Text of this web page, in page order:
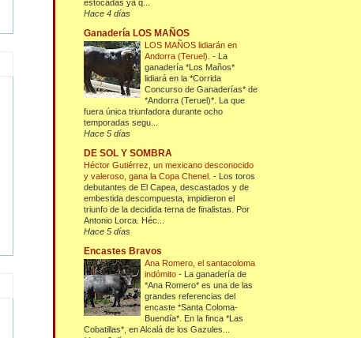
estocadas ya q...
Hace 4 días
Ganadería LOS MAÑOS
LOS MAÑOS lidiarán en
Andorra (Teruel).- La
ganadería *Los Maños*
lidiará en la *Corrida
Concurso de Ganaderías* de
*Andorra (Teruel)*. La que
fuera única triunfadora durante ocho
temporadas segu...
Hace 5 días
DE SOL Y SOMBRA
Héctor Gutiérrez, un mexicano desconocido
y valeroso, gana la Copa Chenel.- Los toros
debutantes de El Capea, descastados y de
embestida descompuesta, impidieron el
triunfo de la decidida terna de finalistas. Por
Antonio Lorca. Héc...
Hace 5 días
Encastes Bravos
Ana Romero, el santacoloma
indómito- La ganadería de
*Ana Romero* es una de las
grandes referencias del
encaste *Santa Coloma-
Buendía*. En la finca *Las
Cobatillas*, en Alcalá de los Gazules...